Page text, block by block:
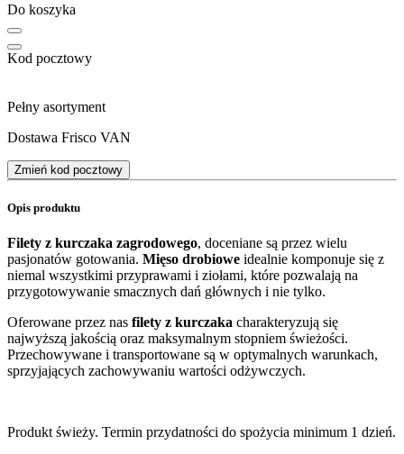
Do koszyka
Kod pocztowy
Pełny asortyment
Dostawa Frisco VAN
Zmień kod pocztowy
Opis produktu
Filety z kurczaka zagrodowego, doceniane są przez wielu
pasjonatów gotowania. Mięso drobiowe idealnie komponuje się z
niemal wszystkimi przyprawami i ziołami, które pozwalają na
przygotowywanie smacznych dań głównych i nie tylko.
Oferowane przez nas filety z kurczaka charakteryzują się
najwyższą jakością oraz maksymalnym stopniem świeżości.
Przechowywane i transportowane są w optymalnych warunkach,
sprzyjających zachowywaniu wartości odżywczych.
Produkt świeży. Termin przydatności do spożycia minimum 1 dzień.